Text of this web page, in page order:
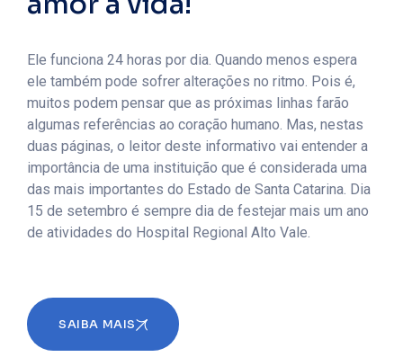
Ele funciona 24 horas por dia. Quando menos espera
ele também pode sofrer alterações no ritmo. Pois é,
muitos podem pensar que as próximas linhas farão
algumas referências ao coração humano. Mas, nestas
duas páginas, o leitor deste informativo vai entender a
importância de uma instituição que é considerada uma
das mais importantes do Estado de Santa Catarina. Dia
15 de setembro é sempre dia de festejar mais um ano
de atividades do Hospital Regional Alto Vale.
SAIBA MAIS